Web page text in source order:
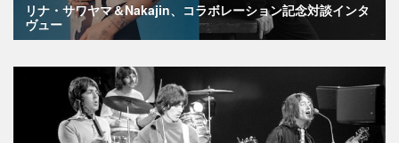
リナ・サワヤマ＆Nakajin、コラボレーション記念対談インタ
ヴュー